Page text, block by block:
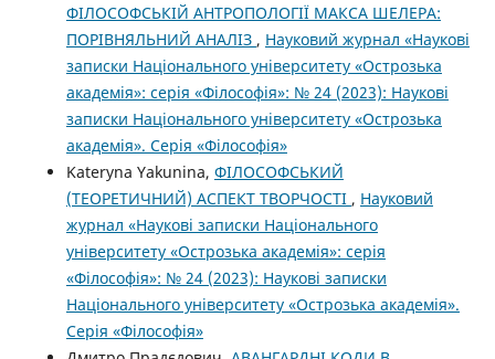
ФІЛОСОФСЬКІЙ АНТРОПОЛОГІЇ МАКСА ШЕЛЕРА:
ПОРІВНЯЛЬНИЙ АНАЛІЗ , Науковий журнал «Наукові
записки Національного університету «Острозька
академія»: серія «Філософія»: № 24 (2023): Наукові
записки Національного університету «Острозька
академія». Серія «Філософія»
Kateryna Yakunina, ФІЛОСОФСЬКИЙ
(ТЕОРЕТИЧНИЙ) АСПЕКТ ТВОРЧОСТІ , Науковий
журнал «Наукові записки Національного
університету «Острозька академія»: серія
«Філософія»: № 24 (2023): Наукові записки
Національного університету «Острозька академія».
Серія «Філософія»